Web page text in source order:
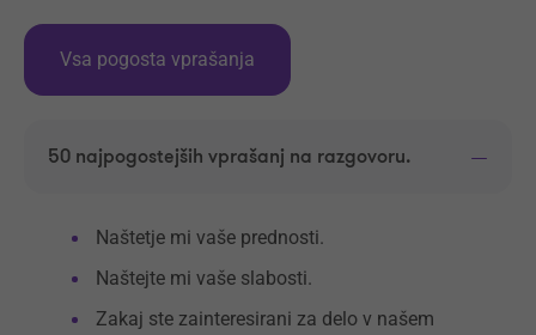
Vsa pogosta vprašanja
50 najpogostejših vprašanj na razgovoru.
Naštetje mi vaše prednosti.
Naštejte mi vaše slabosti.
Zakaj ste zainteresirani za delo v našem